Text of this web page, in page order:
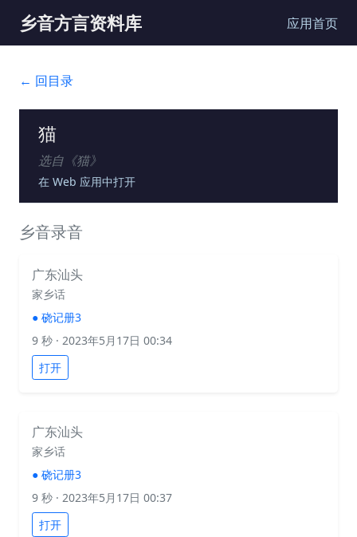
乡音方言资料库 应用首页
← 回目录
猫
选自《猫》
在 Web 应用中打开
乡音录音
广东汕头
家乡话
● 硗记册3
9 秒 · 2023年5月17日 00:34
打开
广东汕头
家乡话
● 硗记册3
9 秒 · 2023年5月17日 00:37
打开